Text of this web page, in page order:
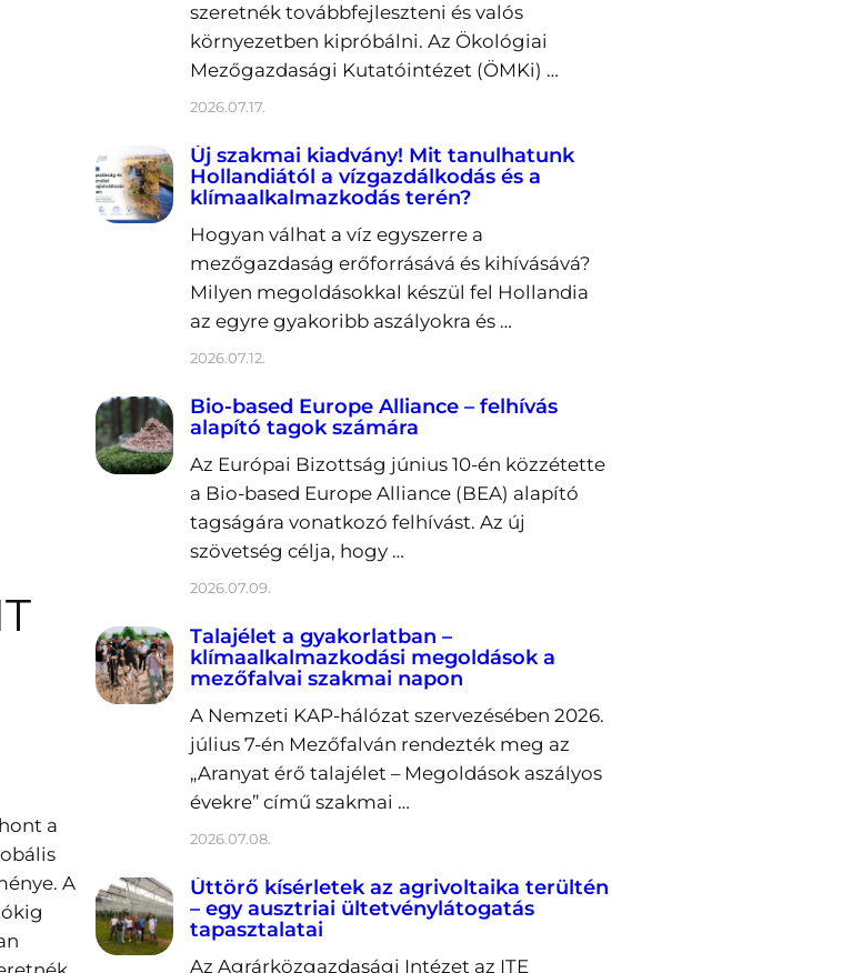
a
A
szeretnék továbbfejleszteni és valós
környezetben kipróbálni. Az Ökológiai
Mezőgazdasági Kutatóintézet (ÖMKi) …
2026.07.17.
Új szakmai kiadvány! Mit tanulhatunk
Hollandiától a vízgazdálkodás és a
klímaalkalmazkodás terén?
Hogyan válhat a víz egyszerre a
mezőgazdaság erőforrásává és kihívásává?
Milyen megoldásokkal készül fel Hollandia
az egyre gyakoribb aszályokra és …
2026.07.12.
Bio-based Europe Alliance – felhívás
alapító tagok számára
Az Európai Bizottság június 10-én közzétette
a Bio-based Europe Alliance (BEA) alapító
tagságára vonatkozó felhívást. Az új
szövetség célja, hogy …
2026.07.09.
Talajélet a gyakorlatban –
klímaalkalmazkodási megoldások a
mezőfalvai szakmai napon
A Nemzeti KAP-hálózat szervezésében 2026.
július 7-én Mezőfalván rendezték meg az
„Aranyat érő talajélet – Megoldások aszályos
évekre” című szakmai …
2026.07.08.
Úttörő kísérletek az agrivoltaika terültén
– egy ausztriai ültetvénylátogatás
tapasztalatai
Az Agrárközgazdasági Intézet az ITE